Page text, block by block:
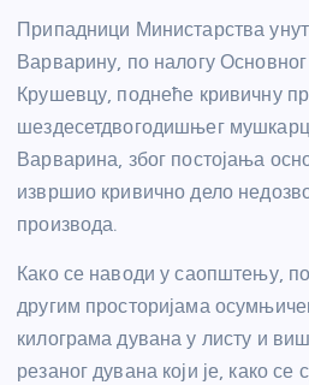
Припадници Министарства
Варварину, по налогу
Крушевцу, поднеће кривичну
шездесетдвогодишњег
Варварина, због постојања
извршио кривично дело
производа.
Како се наводи у саопштењу,
другим просторијама
килограма дувана у листу и
резаног дувана који је, како